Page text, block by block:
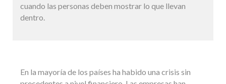
cuando las personas deben mostrar lo que llevan
dentro.
En la mayoría de los países ha habido una crisis sin